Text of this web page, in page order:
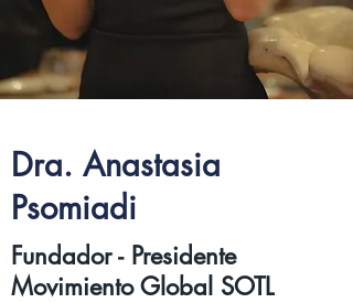
Dra. Anastasia
Psomiadi
Fundador - Presidente
Movimiento Global SOTL